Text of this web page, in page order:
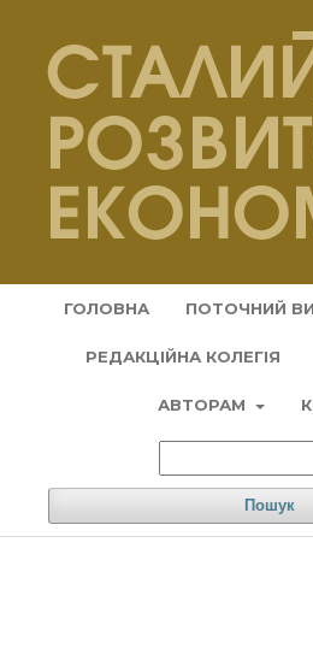
ГОЛОВНА ПОТОЧНИЙ
РЕДАКЦІЙНА КОЛЕГІЯ
АВТОРАМ
Пошук